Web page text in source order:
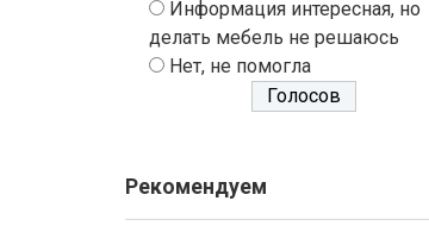
Информация интересная, но
делать мебель не решаюсь
Нет, не помогла
Рекомендуем